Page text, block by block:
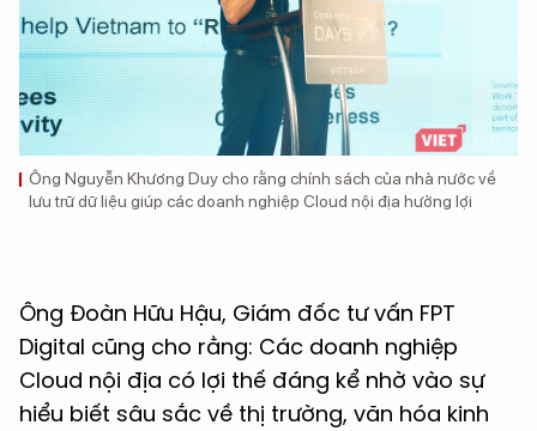
Ông Nguyễn Khương Duy cho rằng chính sách của nhà nước về
lưu trữ dữ liệu giúp các doanh nghiệp Cloud nội địa hưởng lợi
Ông Đoàn Hữu Hậu, Giám đốc tư vấn FPT
Digital cũng cho rằng: Các doanh nghiệp
Cloud nội địa có lợi thế đáng kể nhờ vào sự
hiểu biết sâu sắc về thị trường, văn hóa kinh